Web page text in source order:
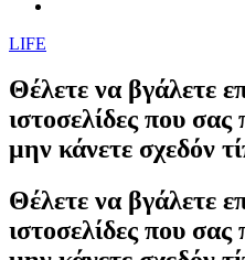
LIFE
Θέλετε να βγάλετε
ιστοσελίδες που
μην κάνετε σχεδόν
Θέλετε να βγάλετε
ιστοσελίδες που